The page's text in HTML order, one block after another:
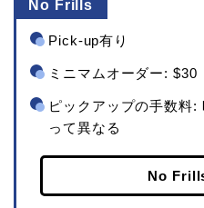
No Frills
Pick-up有り
ミニマムオーダー: $30
ピックアップの手数料:
って異なる
No